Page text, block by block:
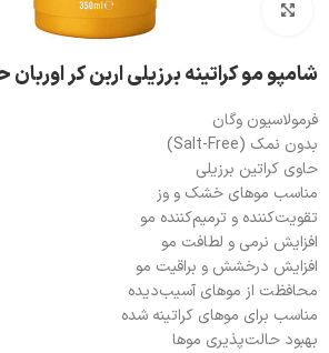
شامپو مو کراتینه برزیلی اربن کر اوربان حجم
فرمولاسیون وگان
بدون نمک (Salt-Free)
حاوی کراتین برزیلی
مناسب موهای خشک و وز
تقویت‌کننده و ترمیم‌کننده مو
افزایش نرمی و لطافت مو
افزایش درخشش و براقیت مو
محافظت از موهای آسیب‌دیده
مناسب برای موهای کراتینه شده
بهبود حالت‌پذیری موها